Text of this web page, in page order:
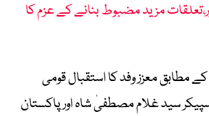
مزید مضبوط بنانے کے عزم کا
مطابق معزز وفد کا استقبال قومی
سید غلام مصطفیٰ شاہ اور پاکستان